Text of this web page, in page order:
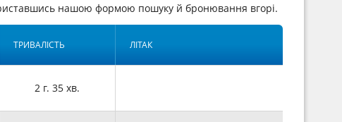
нашою формою пошуку й бронювання вгорі.
ТРИВАЛІСТЬ ЛІТАК
2 г. 35 хв.